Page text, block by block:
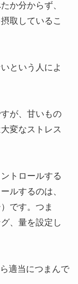
か分からず、
取しているこ
という人によ
が、甘いもの
変なストレス
トロールする
ルするのは、
です。つま
、量を設定し
適当につまんで